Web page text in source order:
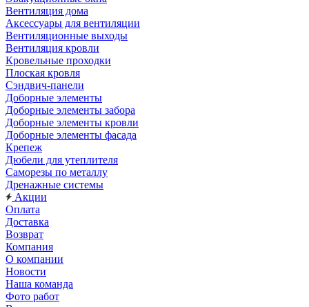
Вентиляция дома
Аксессуары для вентиляции
Вентиляционные выходы
Вентиляция кровли
Кровельные проходки
Плоская кровля
Сэндвич-панели
Доборные элементы
Доборные элементы забора
Доборные элементы кровли
Доборные элементы фасада
Крепеж
Дюбели для утеплителя
Саморезы по металлу
Дренажные системы
Акции
Оплата
Доставка
Возврат
Компания
О компании
Новости
Наша команда
Фото работ